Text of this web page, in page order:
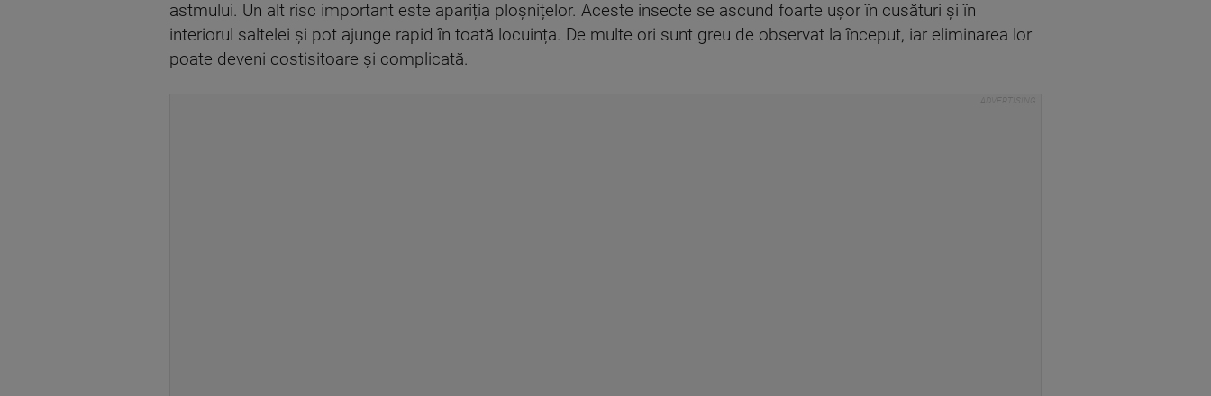
astmului. Un alt risc important este apariția ploșnițelor. Aceste insecte se ascund foarte ușor în cusături și în
interiorul saltelei și pot ajunge rapid în toată locuința. De multe ori sunt greu de observat la început, iar eliminarea lor
poate deveni costisitoare și complicată.